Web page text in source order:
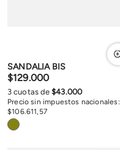
SANDALIA BIS
$129.000
Precio sin impuestos nacionales:
$106. 611, 57
3 cuotas de$43.000